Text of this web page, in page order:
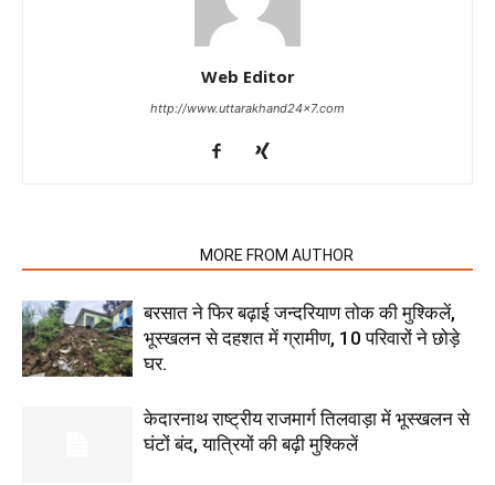
Web Editor
http://www.uttarakhand24x7.com
MORE FROM AUTHOR
बरसात ने फिर बढ़ाई जन्दरियाण तोक की मुश्किलें,
भूस्खलन से दहशत में ग्रामीण, 10 परिवारों ने छोड़े
घर.
केदारनाथ राष्ट्रीय राजमार्ग तिलवाड़ा में भूस्खलन से
घंटों बंद, यात्रियों की बढ़ी मुश्किलें